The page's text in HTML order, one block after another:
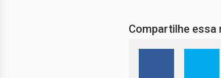
Compartilhe essa